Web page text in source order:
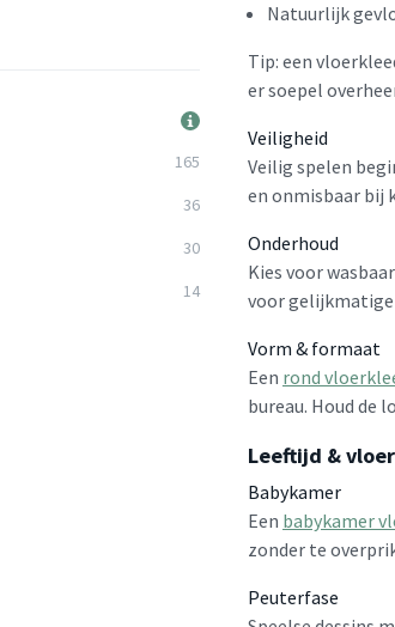
165
36
30
14
Natuurlijk
Tip: een
er soepel
Veiligheid
Veilig spelen
en onmisbaar bij
Onderhoud
Kies voor
voor gelijkmatige
Vorm & formaat
Een rond
bureau. Houd de
Leeftijd &
Babykamer
Een babykamer
zonder te
Peuterfase